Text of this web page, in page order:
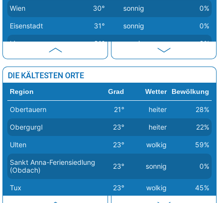
Wien 30° sonnig 0%
Eisenstadt 31° sonnig 0%
Linz 31° sonnig 0%
Salzburg 31° sonnig 0%
Sankt Pölten
Innsbruck 25%
DIE KÄLTESTEN ORTE
Region Grad Wetter Bewölkung
Obertauern 21° heiter 28%
Obergurgl 23° heiter 22%
Ulten 23° wolkig 59%
Sankt Anna-Feriensiedlung
(Obdach)
23° sonnig 0%
Tux 23° wolkig 45%